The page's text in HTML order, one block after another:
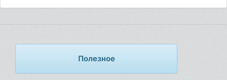
Полезное